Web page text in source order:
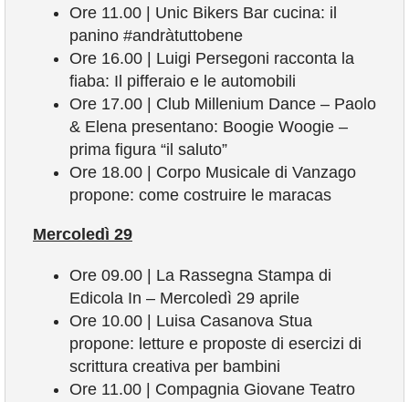
Ore 11.00 | Unic Bikers Bar cucina: il
panino #andràtuttobene
Ore 16.00 | Luigi Persegoni racconta la
fiaba: Il pifferaio e le automobili
Ore 17.00 | Club Millenium Dance – Paolo
& Elena presentano: Boogie Woogie –
prima figura “il saluto”
Ore 18.00 | Corpo Musicale di Vanzago
propone: come costruire le maracas
Mercoledì 29
Ore 09.00 | La Rassegna Stampa di
Edicola In – Mercoledì 29 aprile
Ore 10.00 | Luisa Casanova Stua
propone: letture e proposte di esercizi di
scrittura creativa per bambini
Ore 11.00 | Compagnia Giovane Teatro